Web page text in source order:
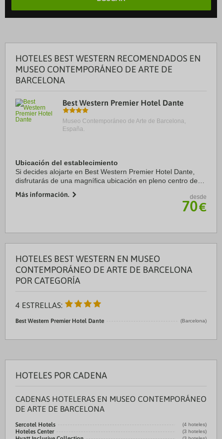
HOTELES BEST WESTERN RECOMENDADOS EN
MUSEO CONTEMPORÁNEO DE ARTE DE
BARCELONA
Best Western Premier Hotel Dante
Museo Contemporáneo de Arte de Barcelona,
España.
Ubicación del establecimiento
Si decides alojarte en Best Western Premier Hotel Dante,
disfrutarás de una magnífica ubicación en pleno centro de
Gracia. Además, este hotel se ...
Más información. desde
70€
HOTELES BEST WESTERN EN MUSEO
CONTEMPORÁNEO DE ARTE DE BARCELONA
POR CATEGORÍA
4 ESTRELLAS:
Best Western Premier Hotel Dante (Barcelona)
HOTELES POR CADENA
CADENAS HOTELERAS EN MUSEO CONTEMPORÁNEO
DE ARTE DE BARCELONA
Sercotel Hotels (4 hoteles)
Hoteles Center (3 hoteles)